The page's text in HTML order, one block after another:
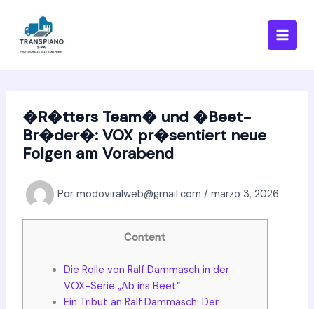
contenido
�R�tters Team� und �Beet-
Br�der�: VOX pr�sentiert neue
Folgen am Vorabend
Por modoviralweb@gmail.com / marzo 3, 2026
Content
Die Rolle von Ralf Dammasch in der
VOX-Serie „Ab ins Beet“
Ein Tribut an Ralf Dammasch: Der